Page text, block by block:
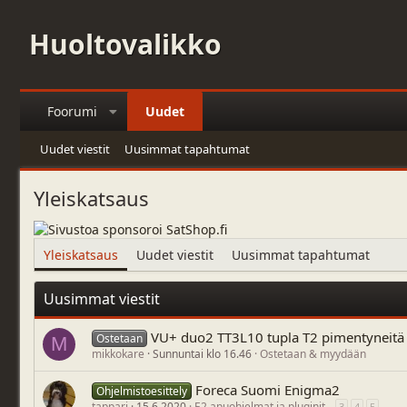
Huoltovalikko
Foorumi Uudet
Uudet viestit Uusimmat tapahtumat
Yleiskatsaus
Yleiskatsaus Uudet viestit Uusimmat tapahtumat
Uusimmat viestit
M Ostetaan VU+ duo2 TT3L10 tupla T2
mikkokare Sunnuntai klo 16.46 Ostetaan & myydään
Ohjelmistoesittely Foreca Suomi Enigma2